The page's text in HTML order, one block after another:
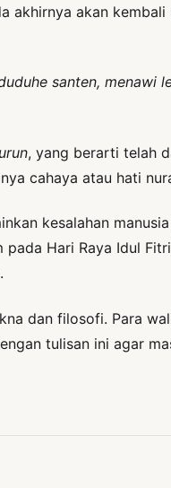
akhirnya akan kembali
santen, menawi
, yang berarti telah
cahaya atau hati
kesalahan
Hari Raya Idul
dan filosofi. Para
tulisan ini agar